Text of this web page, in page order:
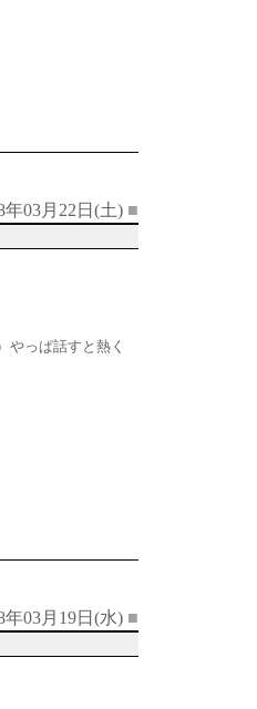
年03月22日(土) ■
やっぱ話すと熱く
年03月19日(水) ■